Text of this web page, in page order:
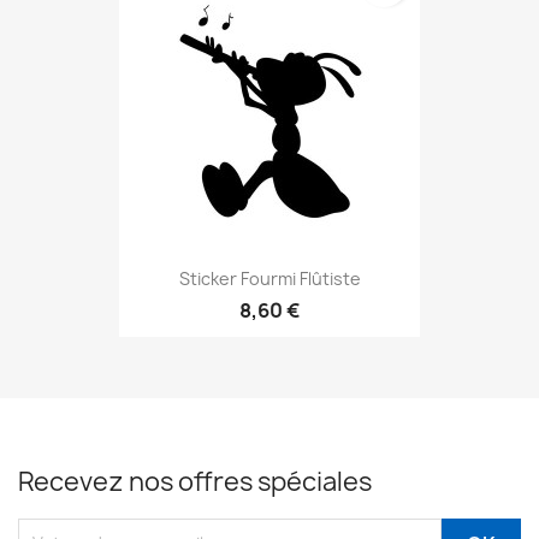
Sticker Fourmi Flûtiste
8,60 €
Recevez nos offres spéciales